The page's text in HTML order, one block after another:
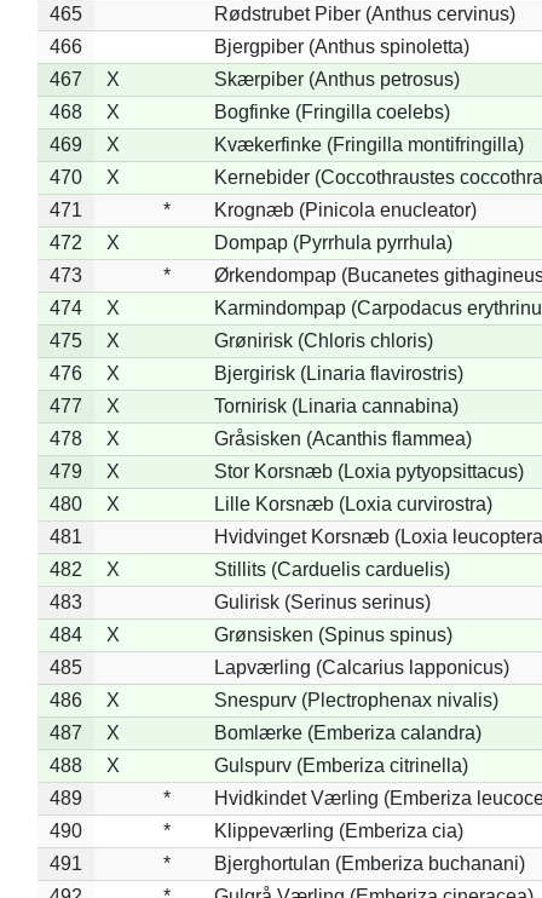
465
Rødstrubet Piber (Anthus cervinus)
466
Bjergpiber (Anthus spinoletta)
467
X
Skærpiber (Anthus petrosus)
468
X
Bogfinke (Fringilla coelebs)
469
X
Kvækerfinke (Fringilla montifringilla)
470
X
Kernebider (Coccothraustes
471
*
Krognæb (Pinicola enucleator)
472
X
Dompap (Pyrrhula pyrrhula)
473
*
Ørkendompap (Bucanetes
474
X
Karmindompap (Carpodacus
475
X
Grønirisk (Chloris chloris)
476
X
Bjergirisk (Linaria flavirostris)
477
X
Tornirisk (Linaria cannabina)
478
X
Gråsisken (Acanthis flammea)
479
X
Stor Korsnæb (Loxia pytyopsittacus)
480
X
Lille Korsnæb (Loxia curvirostra)
481
Hvidvinget Korsnæb (Loxia
482
X
Stillits (Carduelis carduelis)
483
Gulirisk (Serinus serinus)
484
X
Grønsisken (Spinus spinus)
485
Lapværling (Calcarius lapponicus)
486
X
Snespurv (Plectrophenax nivalis)
487
X
Bomlærke (Emberiza calandra)
488
X
Gulspurv (Emberiza citrinella)
489
*
Hvidkindet Værling (Emberiza
490
*
Klippeværling (Emberiza cia)
491
*
Bjerghortulan (Emberiza buchanani)